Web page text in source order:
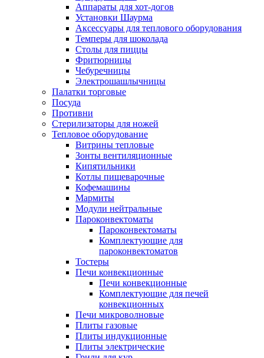
Аппараты для хот-догов
Установки Шаурма
Аксессуары для теплового оборудования
Темперы для шоколада
Столы для пиццы
Фритюрницы
Чебуречницы
Электрошашлычницы
Палатки торговые
Посуда
Противни
Стерилизаторы для ножей
Тепловое оборудование
Витрины тепловые
Зонты вентиляционные
Кипятильники
Котлы пищеварочные
Кофемашины
Мармиты
Модули нейтральные
Пароконвектоматы
Пароконвектоматы
Комплектующие для
пароконвектоматов
Тостеры
Печи конвекционные
Печи конвекционные
Комплектующие для печей
конвекционных
Печи микроволновые
Плиты газовые
Плиты индукционные
Плиты электрические